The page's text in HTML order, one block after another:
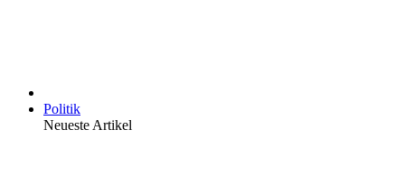
Politik
Neueste Artikel